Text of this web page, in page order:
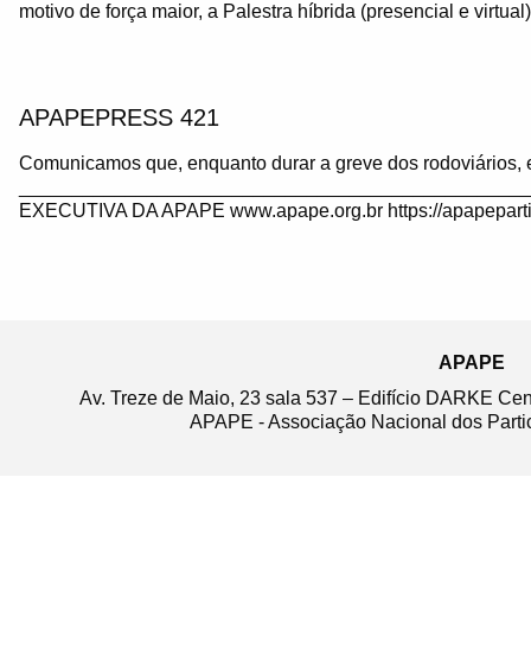
motivo de força maior, a Palestra híbrida (presencial e
APAPEPRESS 421
Comunicamos que, enquanto durar a greve dos
EXECUTIVA DA APAPE www.apape.org.br https://
APAPE
Av. Treze de Maio, 23 sala 537 – Edifício DARKE
APAPE - Associação Nacional dos